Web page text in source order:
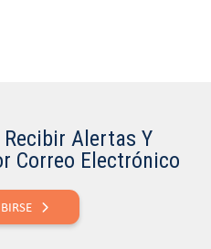
Alertas Y
Correo Electrónico